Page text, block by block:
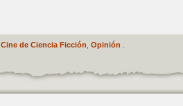
Cine de Ciencia Ficción Opinión